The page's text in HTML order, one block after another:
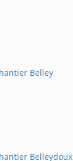
Belley
Belleydoux